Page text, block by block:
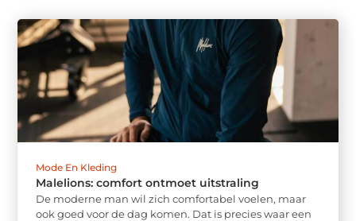
Mode En Kleding
Malelions: comfort ontmoet uitstraling
De moderne man wil zich comfortabel voelen, maar
ook goed voor de dag komen. Dat is precies waar een